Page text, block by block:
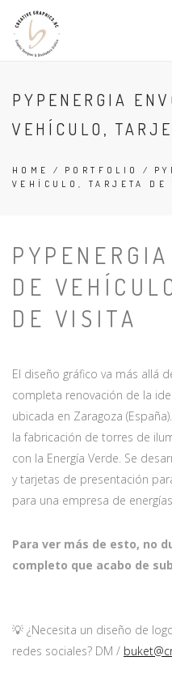
PYPENERGIA
VEHÍCULO,
HOME PORTFOLIO
VEHÍCULO, TARJETA DE
DE
DE VISITA
El diseño gráfico va más allá
completa renovación de la
ubicada en Zaragoza
la fabricación de torres de
con la Energía Verde. Se
y tarjetas de presentación
para una empresa de
Para ver más de esto, no
completo que acabo de
💡 ¿Necesita un diseño de
redes sociales? DM /